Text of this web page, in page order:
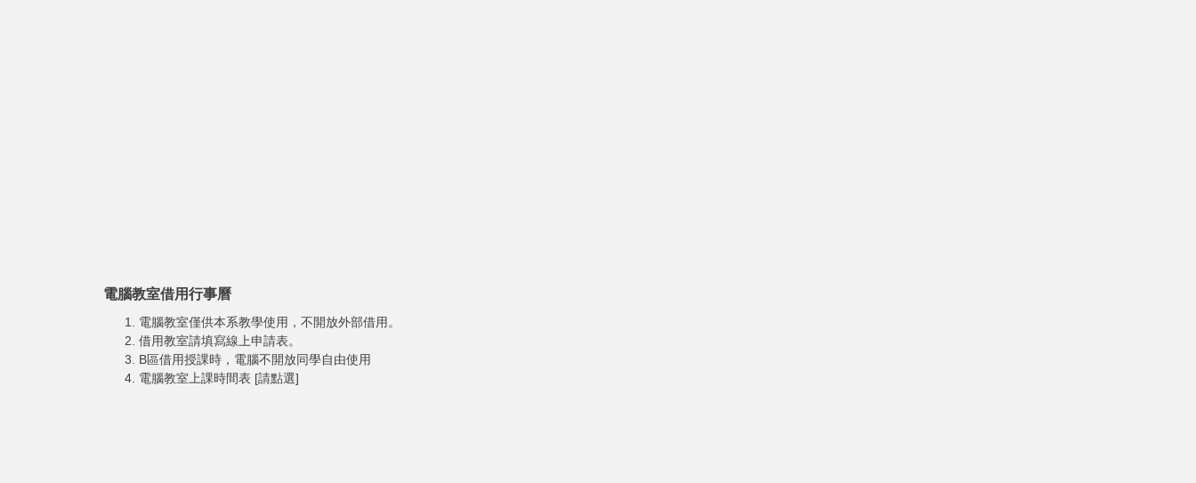
電腦教室借用行事曆
電腦教室僅供本系教學使用，不開放外部借用。
借用教室請填寫線上申請表。
B區借用授課時，電腦不開放同學自由使用
電腦教室上課時間表 [請點選]